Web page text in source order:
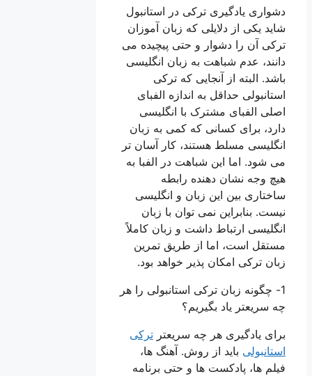
دشواری یادگیری ترکی در استانبول
شاید یکی از دلایلی که زبان آموزان
ترکی آن را دشوار و حتی پیچیده می
دانند، عدم شباهت به زبان انگلیسی
باشد. البته از آنجایی که ترکی
استانبولی حداقل به اندازه الفبای
اصلی الفبای مشترک با انگلیسی
دارد، برای کسانی که کمی به زبان
انگلیسی مسلط هستند، کار آسان تر
می شود. اما این شباهت در الفبا به
هیچ وجه نشان دهنده رابطه
ساختاری بین این زبان و انگلیسی
نیست. بنابراین نمی توان با زبان
انگلیسی ارتباط داشت و زبان کاملاً
مستقل است، اما از طریق تمرین
زبان ترکی امکان پذیر خواهد بود.
1- چگونه زبان ترکی استانبولی را هر
چه سریعتر یاد بگیریم؟
برای یادگیری هر چه سریعتر ترکی
استانبولی باید از روش. آهنگ ها،
فیلم ها، پادکست ها و حتی برنامه